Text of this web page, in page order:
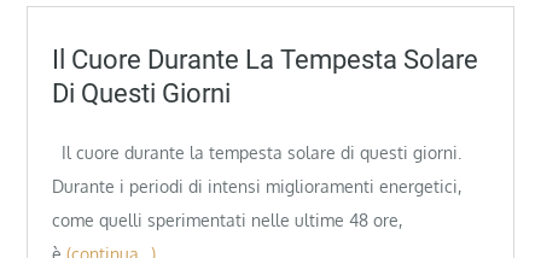
Il Cuore Durante La Tempesta Solare
Di Questi Giorni
Il cuore durante la tempesta solare di questi giorni.
Durante i periodi di intensi miglioramenti energetici,
come quelli sperimentati nelle ultime 48 ore,